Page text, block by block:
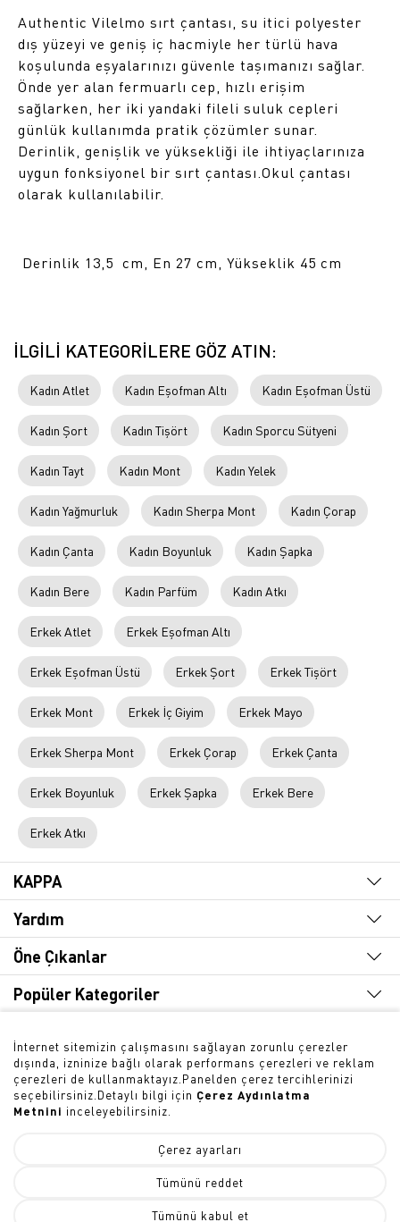
SEPETE EKLE
Authentic Vilelmo sırt çantası, su itici polyester
dış yüzeyi ve geniş iç hacmiyle her türlü hava
koşulunda eşyalarınızı güvenle taşımanızı sağlar.
Önde yer alan fermuarlı cep, hızlı erişim
sağlarken, her iki yandaki fileli suluk cepleri
günlük kullanımda pratik çözümler sunar.
Derinlik, genişlik ve yüksekliği ile ihtiyaçlarınıza
uygun fonksiyonel bir sırt çantası.Okul çantası
olarak kullanılabilir.
Derinlik 13,5 cm, En 27 cm, Yükseklik 45 cm
İLGİLİ KATEGORİLERE GÖZ ATIN:
Kadın Atlet Kadın Eşofman Altı Kadın Eşofman Üstü
Kadın Şort Kadın Tişört Kadın Sporcu Sütyeni
Kadın Tayt Kadın Mont Kadın Yelek
Kadın Yağmurluk Kadın Sherpa Mont Kadın Çorap
Kadın Çanta Kadın Boyunluk Kadın Şapka
Kadın Bere Kadın Parfüm Kadın Atkı
Erkek Atlet Erkek Eşofman Altı
Erkek Eşofman Üstü Erkek Şort Erkek Tişört
Erkek Mont Erkek İç Giyim Erkek Mayo
Erkek Sherpa Mont Erkek Çorap Erkek Çanta
Erkek Boyunluk Erkek Şapka Erkek Bere
Erkek Atkı
KAPPA
Yardım
Öne Çıkanlar
Popüler Kategoriler
Bültene Abone Olun
İnternet sitemizin çalışmasını sağlayan zorunlu çerezler
dışında, izninize bağlı olarak performans çerezleri ve reklam
çerezleri de kullanmaktayız.Panelden çerez tercihlerinizi
seçebilirsiniz.Detaylı bilgi için Çerez Aydınlatma
Metnini inceleyebilirsiniz.
Çerez ayarları
Tümünü reddet
Tümünü kabul et